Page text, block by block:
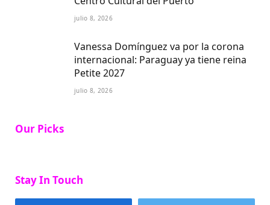
julio 8, 2026
Vanessa Domínguez va por la corona
internacional: Paraguay ya tiene reina
Petite 2027
julio 8, 2026
Our Picks
Stay In Touch